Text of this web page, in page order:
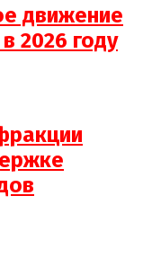
движение
2026 году